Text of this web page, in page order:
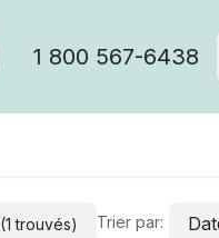
1 800 567-6438
(1 trouvés) Trier par: